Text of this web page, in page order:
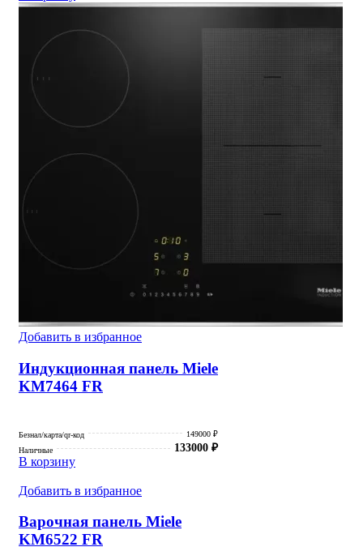
Добавить в избранное
Индукционная панель Miele
KM7464 FR
Безнал/карта/qr-код
149000 ₽
Наличные
133000 ₽
В корзину
Добавить в избранное
Варочная панель Miele
KM6522 FR